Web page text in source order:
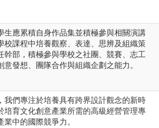
生應累積自身作品集並積極參與相關演講
校課程中培養觀察、表達、思辨及組織策
幹部，積極參與學校之社團、競賽、志工
發想、團隊合作與組織企劃之能力。
我們專注於培養具有跨界設計觀念的新時
培育文化創意產業所需的高級經營管理專
中的國際競爭力。